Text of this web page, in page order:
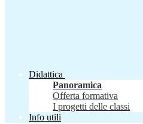
Didattica
Panoramica
Offerta formativa
I progetti delle classi
Info utili